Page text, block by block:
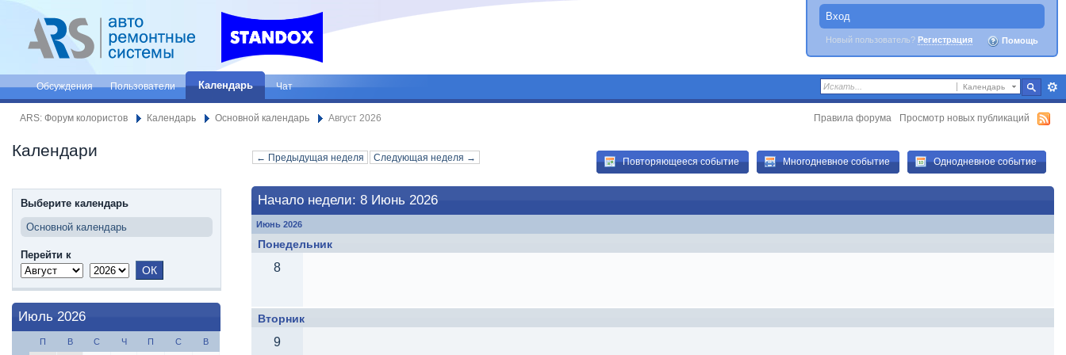
Вход
Новый пользователь? Регистрация Помощь
Календарь
Обсуждения Пользователи Календарь Чат
ARS: Форум колористов Календарь Основной календарь Август 2026 Правила форума Просмотр новых публикаций
Календари ← Предыдущая неделя Следующая неделя → Однодневное событие
Многодневное событие
Повторяющееся событие
Начало недели: 8 Июнь 2026
Июнь 2026
Понедельник
8
Вторник
9
Выберите календарь
Основной календарь
Перейти к
Июль 2026
П В С Ч П С В